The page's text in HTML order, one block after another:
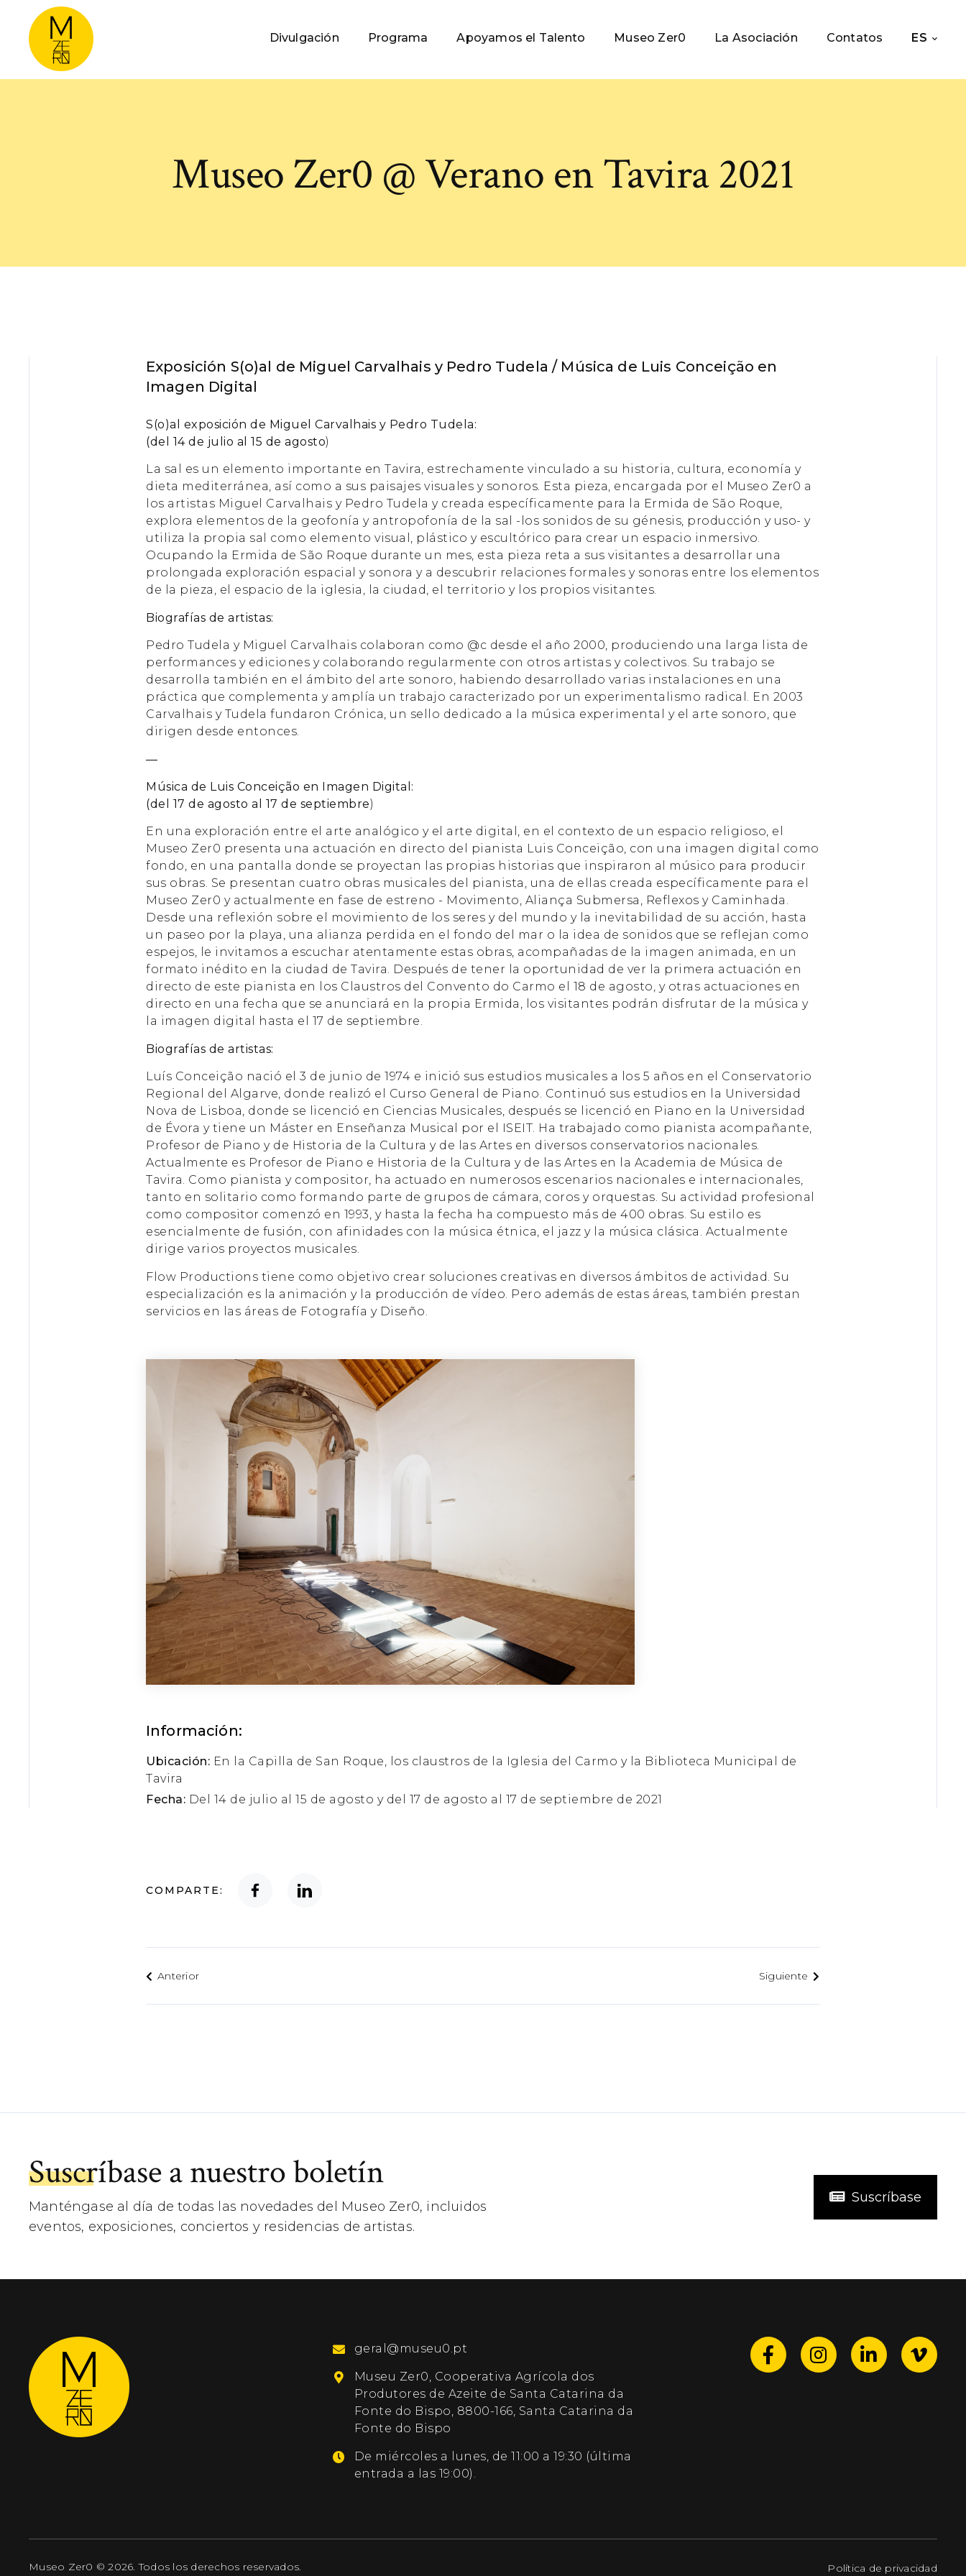
Divulgación Programa Apoyamos el Talento Museo Zer0 La Asociación Contatos ES
Museo Zer0 @ Verano en Tavira 2021
Exposición S(o)al de Miguel Carvalhais y Pedro Tudela / Música de Luis Conceição en
Imagen Digital
S(o)al exposición de Miguel Carvalhais y Pedro Tudela:
(del 14 de julio al 15 de agosto)
La sal es un elemento importante en Tavira, estrechamente vinculado a su historia, cultura, economía y
dieta mediterránea, así como a sus paisajes visuales y sonoros. Esta pieza, encargada por el Museo Zer0 a
los artistas Miguel Carvalhais y Pedro Tudela y creada específicamente para la Ermida de São Roque,
explora elementos de la geofonía y antropofonía de la sal -los sonidos de su génesis, producción y uso- y
utiliza la propia sal como elemento visual, plástico y escultórico para crear un espacio inmersivo.
Ocupando la Ermida de São Roque durante un mes, esta pieza reta a sus visitantes a desarrollar una
prolongada exploración espacial y sonora y a descubrir relaciones formales y sonoras entre los elementos
de la pieza, el espacio de la iglesia, la ciudad, el territorio y los propios visitantes.
Biografías de artistas:
Pedro Tudela y Miguel Carvalhais colaboran como @c desde el año 2000, produciendo una larga lista de
performances y ediciones y colaborando regularmente con otros artistas y colectivos. Su trabajo se
desarrolla también en el ámbito del arte sonoro, habiendo desarrollado varias instalaciones en una
práctica que complementa y amplía un trabajo caracterizado por un experimentalismo radical. En 2003
Carvalhais y Tudela fundaron Crónica, un sello dedicado a la música experimental y el arte sonoro, que
dirigen desde entonces.
—
Música de Luis Conceição en Imagen Digital:
(del 17 de agosto al 17 de septiembre)
En una exploración entre el arte analógico y el arte digital, en el contexto de un espacio religioso, el
Museo Zer0 presenta una actuación en directo del pianista Luis Conceição, con una imagen digital como
fondo, en una pantalla donde se proyectan las propias historias que inspiraron al músico para producir
sus obras. Se presentan cuatro obras musicales del pianista, una de ellas creada específicamente para el
Museo Zer0 y actualmente en fase de estreno - Movimento, Aliança Submersa, Reflexos y Caminhada.
Desde una reflexión sobre el movimiento de los seres y del mundo y la inevitabilidad de su acción, hasta
un paseo por la playa, una alianza perdida en el fondo del mar o la idea de sonidos que se reflejan como
espejos, le invitamos a escuchar atentamente estas obras, acompañadas de la imagen animada, en un
formato inédito en la ciudad de Tavira. Después de tener la oportunidad de ver la primera actuación en
directo de este pianista en los Claustros del Convento do Carmo el 18 de agosto, y otras actuaciones en
directo en una fecha que se anunciará en la propia Ermida, los visitantes podrán disfrutar de la música y
la imagen digital hasta el 17 de septiembre.
Biografías de artistas:
Luís Conceição nació el 3 de junio de 1974 e inició sus estudios musicales a los 5 años en el Conservatorio
Regional del Algarve, donde realizó el Curso General de Piano. Continuó sus estudios en la Universidad
Nova de Lisboa, donde se licenció en Ciencias Musicales, después se licenció en Piano en la Universidad
de Évora y tiene un Máster en Enseñanza Musical por el ISEIT. Ha trabajado como pianista acompañante,
Profesor de Piano y de Historia de la Cultura y de las Artes en diversos conservatorios nacionales.
Actualmente es Profesor de Piano e Historia de la Cultura y de las Artes en la Academia de Música de
Tavira. Como pianista y compositor, ha actuado en numerosos escenarios nacionales e internacionales,
tanto en solitario como formando parte de grupos de cámara, coros y orquestas. Su actividad profesional
como compositor comenzó en 1993, y hasta la fecha ha compuesto más de 400 obras. Su estilo es
esencialmente de fusión, con afinidades con la música étnica, el jazz y la música clásica. Actualmente
dirige varios proyectos musicales.
Flow Productions tiene como objetivo crear soluciones creativas en diversos ámbitos de actividad. Su
especialización es la animación y la producción de vídeo. Pero además de estas áreas, también prestan
servicios en las áreas de Fotografía y Diseño.
Información:
Ubicación: En la Capilla de San Roque, los claustros de la Iglesia del Carmo y la Biblioteca Municipal de
Tavira
Fecha: Del 14 de julio al 15 de agosto y del 17 de agosto al 17 de septiembre de 2021
COMPARTE:
Anterior Siguiente
Suscríbase a nuestro boletín
Manténgase al día de todas las novedades del Museo Zer0, incluidos
eventos, exposiciones, conciertos y residencias de artistas.
Suscríbase
geral@museu0.pt
Museu Zer0, Cooperativa Agrícola dos
Produtores de Azeite de Santa Catarina da
Fonte do Bispo, 8800-166, Santa Catarina da
Fonte do Bispo
De miércoles a lunes, de 11:00 a 19:30 (última
entrada a las 19:00).
Museo Zer0 © 2026. Todos los derechos reservados. Política de privacidad